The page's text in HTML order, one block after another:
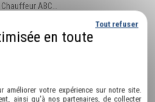
ABC…
SAVOIR PLUS
améliorer votre expérience sur notre site.
ainsi qu'à nos partenaires, de collecter
Tout refuser